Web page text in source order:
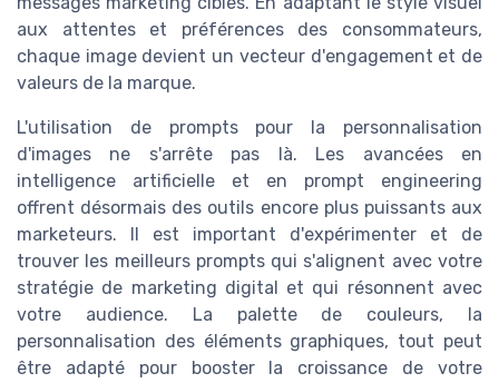
aux attentes et préférences des consommateurs,
chaque image devient un vecteur d'engagement et de
valeurs de la marque.
L'utilisation de prompts pour la personnalisation
d'images ne s'arrête pas là. Les avancées en
intelligence artificielle et en prompt engineering
offrent désormais des outils encore plus puissants aux
marketeurs. Il est important d'expérimenter et de
trouver les meilleurs prompts qui s'alignent avec votre
stratégie de marketing digital et qui résonnent avec
votre audience. La palette de couleurs, la
personnalisation des éléments graphiques, tout peut
être adapté pour booster la croissance de votre